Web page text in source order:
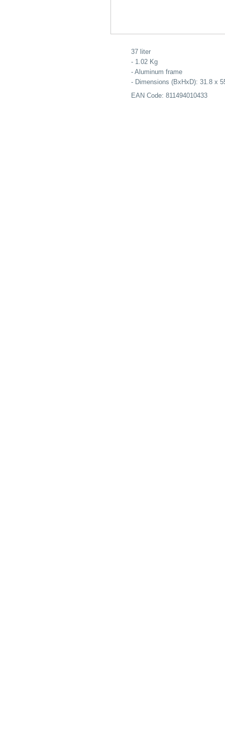
37 liter
- 1.02 Kg
- Aluminum frame
- Dimensions (BxHxD): 31.8 x
EAN Code: 811494010433